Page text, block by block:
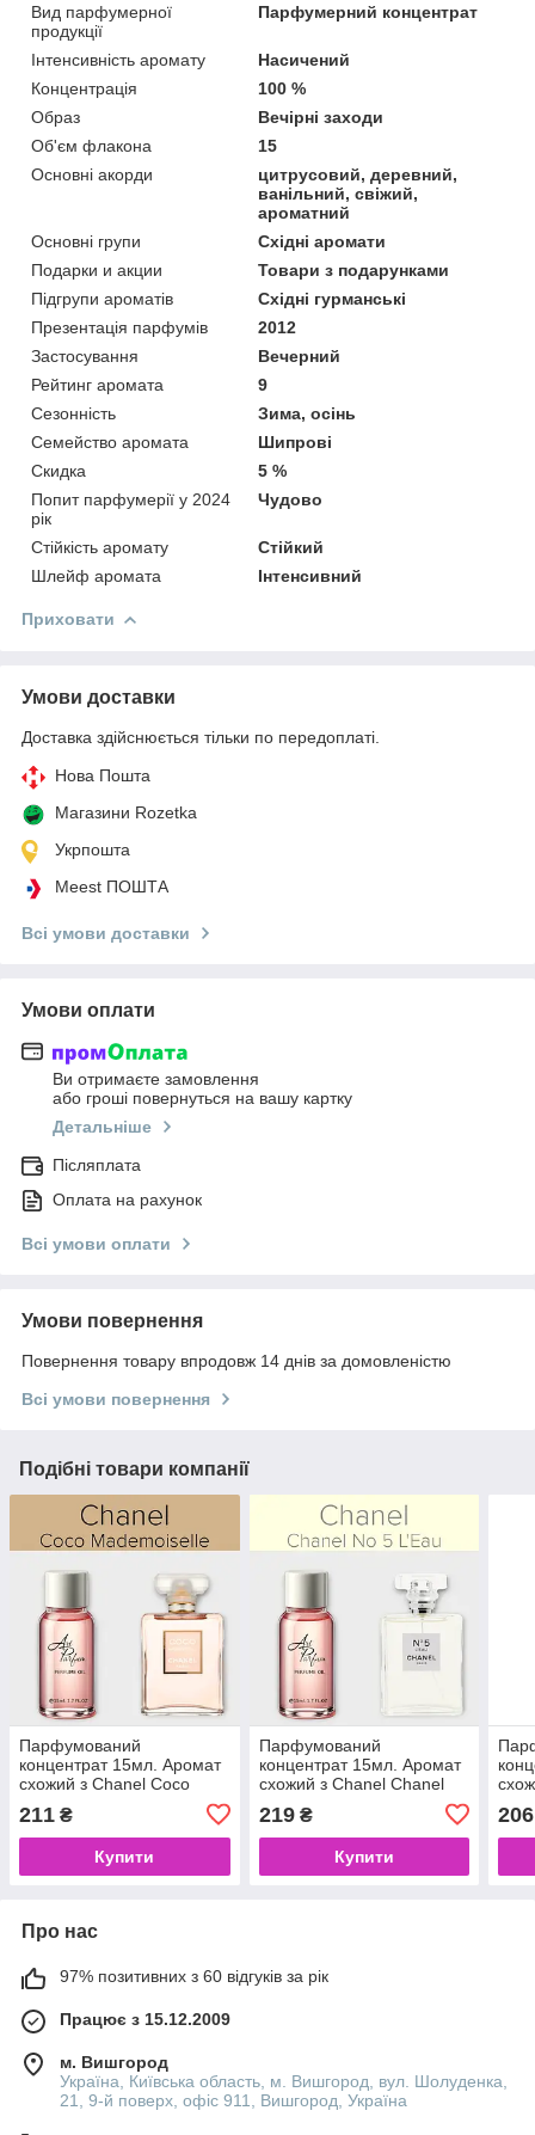
Вид парфумерної
продукції
Парфумерний концентрат
Інтенсивність аромату
Насичений
Концентрація
100 %
Образ
Вечірні заходи
Об'єм флакона
15
Основні акорди
цитрусовий, деревний,
ванільний, свіжий,
ароматний
Основні групи
Східні аромати
Подарки и акции
Товари з подарунками
Підгрупи ароматів
Східні гурманські
Презентація парфумів
2012
Застосування
Вечерний
Рейтинг аромата
9
Сезонність
Зима, осінь
Семейство аромата
Шипрові
Скидка
5 %
Попит парфумерії у 2024
рік
Чудово
Стійкість аромату
Стійкий
Шлейф аромата
Інтенсивний
Приховати
Умови доставки
Доставка здійснюється тільки по передоплаті.
Нова Пошта
Магазини Rozetka
Укрпошта
Meest ПОШТА
Всі умови доставки
Умови оплати
Ви отримаєте замовлення
або гроші повернуться на вашу картку
Детальніше
Післяплата
Оплата на рахунок
Всі умови оплати
Умови повернення
Повернення товару впродовж 14 днів за домовленістю
Всі умови повернення
Подібні товари компанії
Парфумований
концентрат 15мл. Аромат
схожий з Chanel Coco
211 ₴
Купити
Парфумований
концентрат 15мл. Аромат
схожий з Chanel Chanel
219₴
Купити
206
Про нас
97% позитивних з 60 відгуків за рік
Працює з 15.12.2009
м. Вишгород
Україна, Київська область, м. Вишгород, вул. Шолуденка,
21, 9-й поверх, офіс 911, Вишгород, Україна